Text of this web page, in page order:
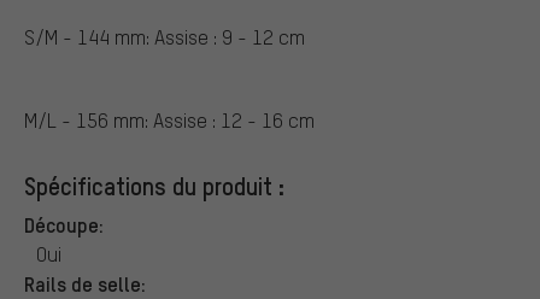
S/M - 144 mm: Assise : 9 - 12 cm
M/L - 156 mm: Assise : 12 - 16 cm
Spécifications du produit :
Découpe:
Oui
Rails de selle: